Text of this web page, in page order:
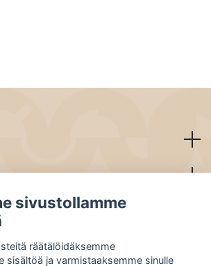
sivustollamme
räätälöidäksemme
sisältöä ja varmistaaksemme sinulle